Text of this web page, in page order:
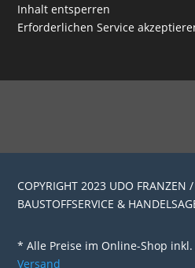
Inhalt entsperren
Erforderlichen Service
COPYRIGHT 2023 UDO FRANZEN
BAUSTOFFSERVICE &
* Alle Preise im Online-Shop inkl.
Versand